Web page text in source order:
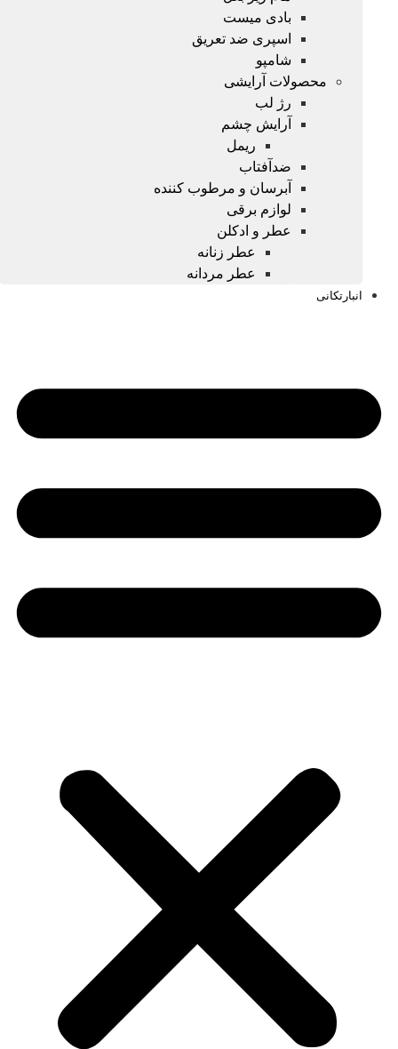
بادی میست
اسپری ضد تعریق
شامپو
محصولات آرایشی
رژ لب
آرایش چشم
ریمل
ضدآفتاب
آبرسان و مرطوب کننده
لوازم برقی
عطر و ادکلن
عطر زنانه
عطر مردانه
انبارتکانی